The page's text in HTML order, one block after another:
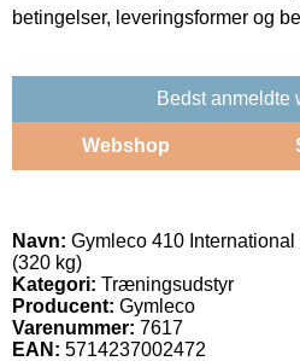
betingelser, leveringsformer og
Bedst anmeldte
Webshop
Navn: Gymleco 410
(320 kg)
Kategori: Træningsudstyr
Producent: Gymleco
Varenummer: 7617
EAN: 5714237002472